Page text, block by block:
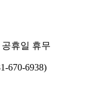
휴일 휴무
670-6938)